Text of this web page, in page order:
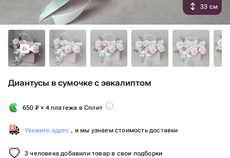
Диантусы в сумочке с эвкалиптом
650 ₽ × 4 платежа в Сплит
Укажите адрес , и мы узнаем стоимость доставки
3 человека добавили товар в свои подборки
33 см